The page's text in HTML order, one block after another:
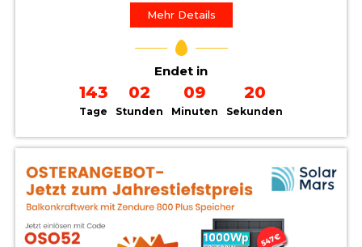
Mehr Details
Endet in
143
Tage
02
Stunden
09
Minuten
19
Sekunden